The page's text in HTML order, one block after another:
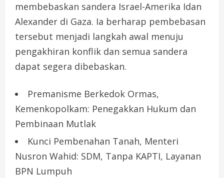
membebaskan sandera Israel-Amerika Idan
Alexander di Gaza. Ia berharap pembebasan
tersebut menjadi langkah awal menuju
pengakhiran konflik dan semua sandera
dapat segera dibebaskan.
Premanisme Berkedok Ormas,
Kemenkopolkam: Penegakkan Hukum dan
Pembinaan Mutlak
Kunci Pembenahan Tanah, Menteri
Nusron Wahid: SDM, Tanpa KAPTI, Layanan
BPN Lumpuh